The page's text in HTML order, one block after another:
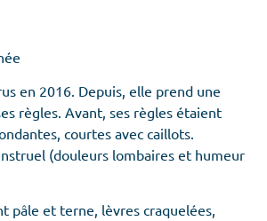
en 2016. Depuis, elle prend une
règles. Avant, ses règles étaient
courtes avec caillots.
(douleurs lombaires et humeur
pâle et terne, lèvres craquelées,